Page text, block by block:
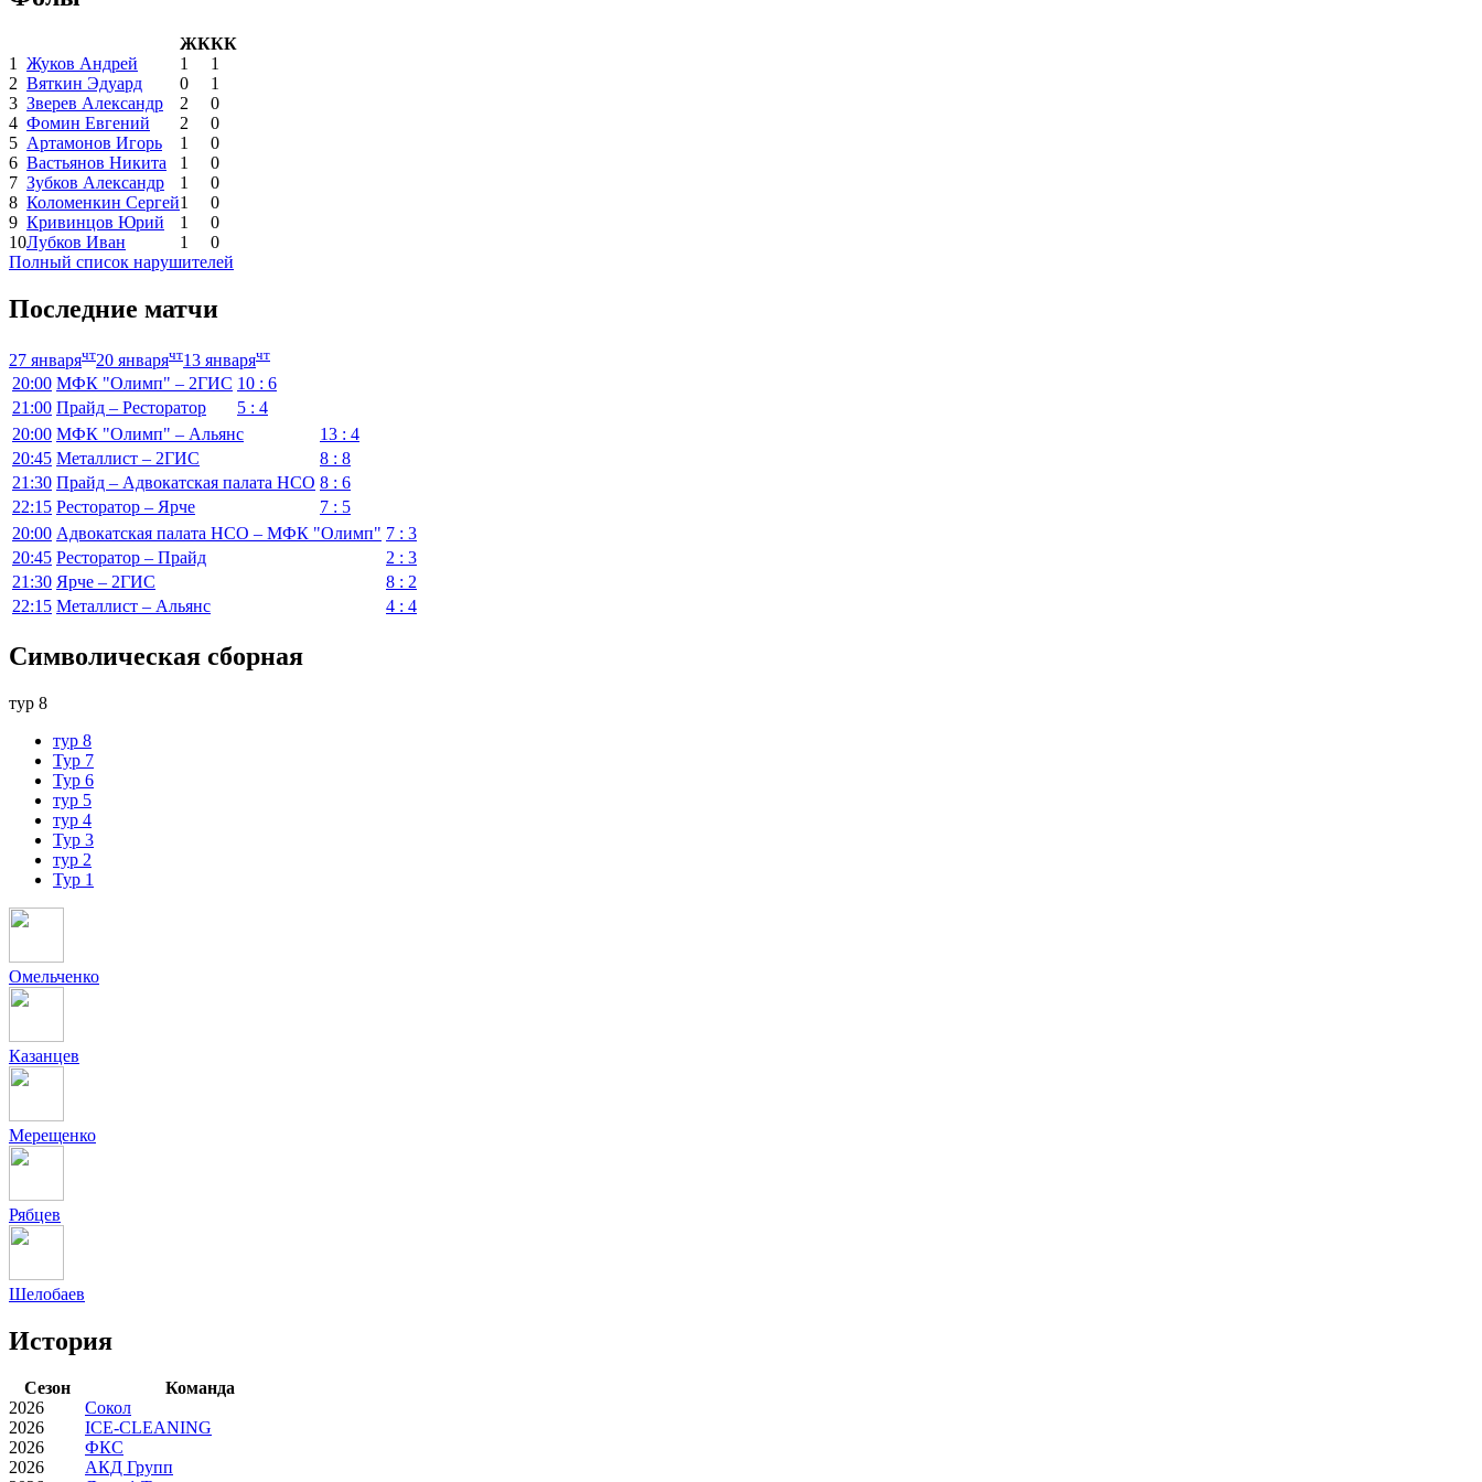
ЖККК
1
Жуков Андрей 1
1
2 Вяткин Эдуард 0
1
3 Зверев Александр 2
0
4 Фомин Евгений 2
0
5 Артамонов Игорь 1
0
6 Вастьянов Никита 1
0
7 Зубков Александр 1
0
8 Коломенкин Сергей1
0
9 Кривинцов Юрий 1
0
10Лубков Иван 1
0
Полный список нарушителей
Последние матчи
27 январячт20 январячт13 январячт
20:00 МФК "Олимп" – 2ГИС 10 : 6
21:00 Прайд – Ресторатор
5 : 4
20:00 МФК "Олимп" – Альянс
13 : 4
20:45 Металлист – 2ГИС
8 : 8
21:30 Прайд – Адвокатская палата НСО 8 : 6
22:15 Ресторатор – Ярче
7 : 5
20:00 Адвокатская палата НСО – МФК "Олимп" 7 : 3
20:45 Ресторатор – Прайд
2 : 3
21:30 Ярче – 2ГИС
8 : 2
22:15 Металлист – Альянс 4 : 4
Символическая сборная
тур 8
тур 8
Тур 7
Тур 6
тур 5
тур 4
Тур 3
тур 2
Тур 1
Омельченко
Казанцев
Мерещенко
Рябцев
Шелобаев
История
Сезон
Команда
2026
Сокол
2026
ICE-CLEANING
2026
ФКС
2026
АКД Групп